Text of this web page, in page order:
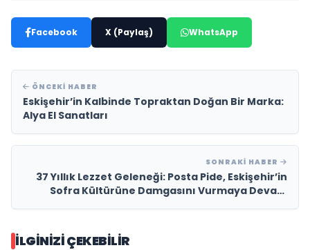
Facebook X (Paylaş) WhatsApp
ÖNCEKI HABER
Eskişehir’in Kalbinde Topraktan Doğan Bir Marka:
Alya El Sanatları
SONRAKI HABER
37 Yıllık Lezzet Geleneği: Posta Pide, Eskişehir’in
Sofra Kültürüne Damgasını Vurmaya Devam
İLGINIZI ÇEKEBILIR